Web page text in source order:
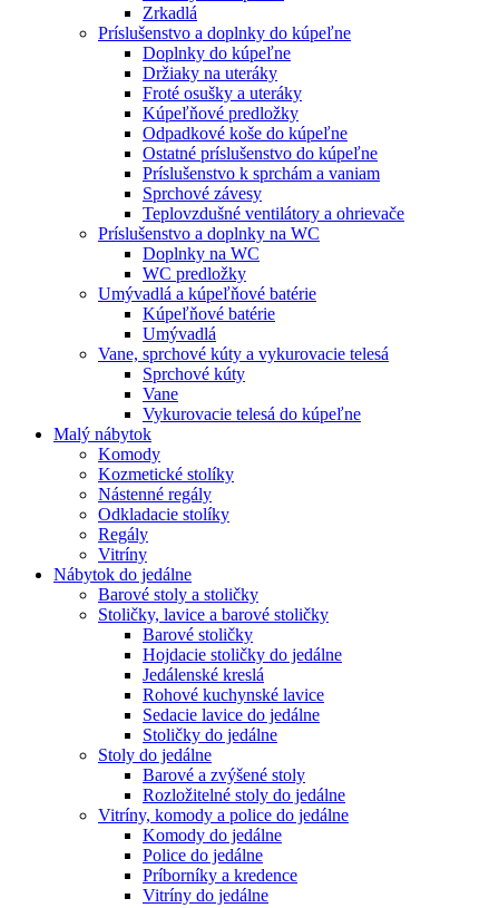
Zrkadlá
Príslušenstvo a doplnky do kúpeľne
Doplnky do kúpeľne
Držiaky na uteráky
Froté osušky a uteráky
Kúpeľňové predložky
Odpadkové koše do kúpeľne
Ostatné príslušenstvo do kúpeľne
Príslušenstvo k sprchám a vaniam
Sprchové závesy
Teplovzdušné ventilátory a ohrievače
Príslušenstvo a doplnky na WC
Doplnky na WC
WC predložky
Umývadlá a kúpeľňové batérie
Kúpeľňové batérie
Umývadlá
Vane, sprchové kúty a vykurovacie telesá
Sprchové kúty
Vane
Vykurovacie telesá do kúpeľne
Malý nábytok
Komody
Kozmetické stolíky
Nástenné regály
Odkladacie stolíky
Regály
Vitríny
Nábytok do jedálne
Barové stoly a stoličky
Stoličky, lavice a barové stoličky
Barové stoličky
Hojdacie stoličky do jedálne
Jedálenské kreslá
Rohové kuchynské lavice
Sedacie lavice do jedálne
Stoličky do jedálne
Stoly do jedálne
Barové a zvýšené stoly
Rozložitelné stoly do jedálne
Vitríny, komody a police do jedálne
Komody do jedálne
Police do jedálne
Príborníky a kredence
Vitríny do jedálne